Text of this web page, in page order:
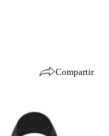
Compartir